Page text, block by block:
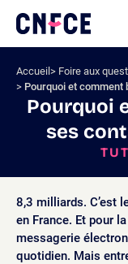
contenu
menu
Logo
site
Accueil
Foire aux
Pourquoi et comment
Pourquoi
ses
8,3 milliards. C’est
en France. Et pour
messagerie
quotidien. Mais